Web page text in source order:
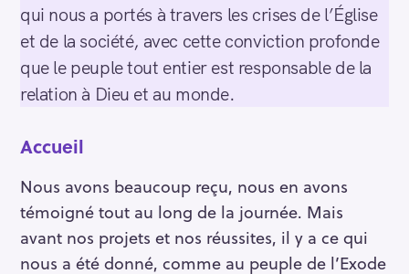
qui nous a portés à travers les crises de l’Église
et de la société, avec cette conviction profonde
que le peuple tout entier est responsable de la
relation à Dieu et au monde.
Accueil
Nous avons beaucoup reçu, nous en avons
témoigné tout au long de la journée. Mais
avant nos projets et nos réussites, il y a ce qui
nous a été donné, comme au peuple de l’Exode